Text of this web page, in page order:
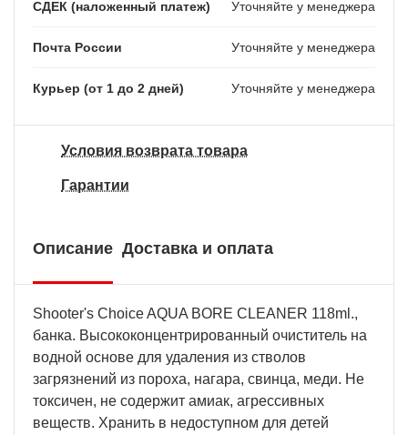
СДЕК (наложенный платеж) Уточняйте у менеджера
Почта России Уточняйте у менеджера
Курьер (от 1 до 2 дней) Уточняйте у менеджера
Условия возврата товара
Гарантии
Описание Доставка и оплата
Shooter's Choice AQUA BORE CLEANER 118ml.,
банка. Высококонцентрированный очиститель на
водной основе для удаления из стволов
загрязнений из пороха, нагара, свинца, меди. Не
токсичен, не содержит амиак, агрессивных
веществ. Хранить в недоступном для детей